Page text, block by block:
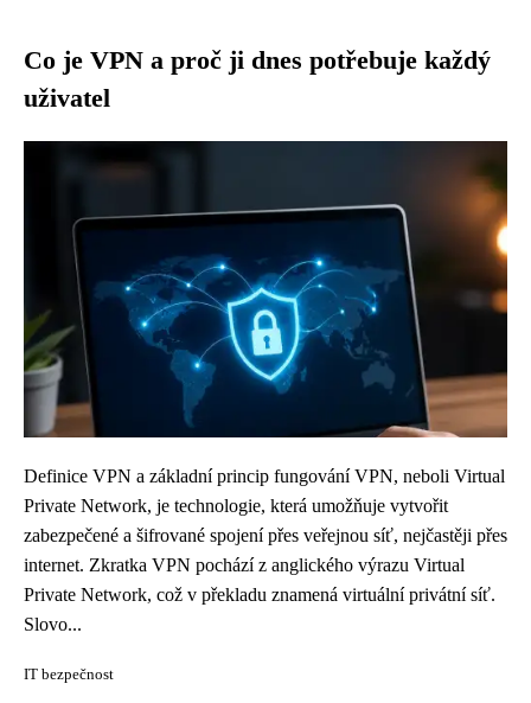
Co je VPN a proč ji dnes potřebuje každý
uživatel
Definice VPN a základní princip fungování VPN, neboli Virtual
Private Network, je technologie, která umožňuje vytvořit
zabezpečené a šifrované spojení přes veřejnou síť, nejčastěji přes
internet. Zkratka VPN pochází z anglického výrazu Virtual
Private Network, což v překladu znamená virtuální privátní síť.
Slovo...
IT bezpečnost